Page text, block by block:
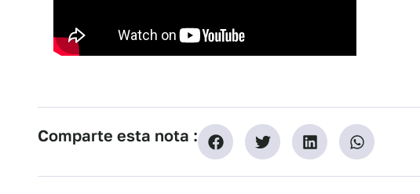
Comparte esta nota :